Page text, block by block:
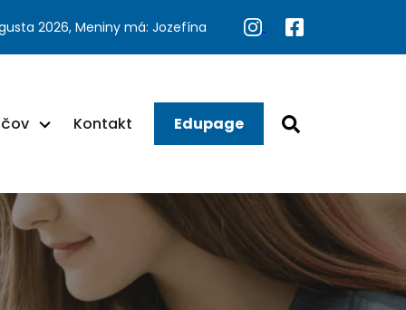
2026, Meniny má: Jozefína
Kontakt Edupage